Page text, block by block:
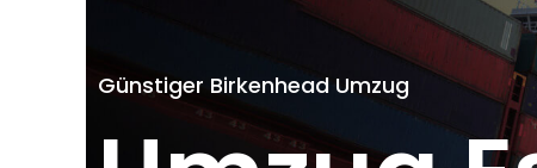
Günstiger Birkenhead Umzug